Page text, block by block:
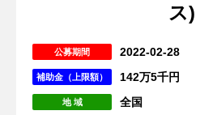
ス)
公募期間 2022-02-28
補助金（上限額） 142万5千円
地 域 全国